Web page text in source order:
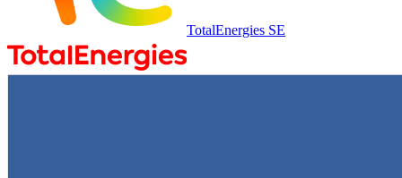
TotalEnergies SE